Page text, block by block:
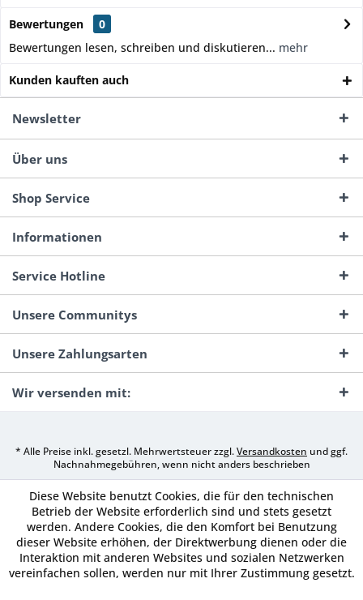
Bewertungen
0
Bewertungen lesen, schreiben und diskutieren... mehr
Kunden kauften auch
Newsletter
Über uns
Shop Service
Informationen
Service Hotline
Unsere Communitys
Unsere Zahlungsarten
Wir versenden mit:
* Alle Preise inkl. gesetzl. Mehrwertsteuer zzgl.Versandkosten und ggf.
Nachnahmegebühren, wenn nicht anders beschrieben
Diese Website benutzt Cookies, die für den technischen
Betrieb der Website erforderlich sind und stets gesetzt
werden. Andere Cookies, die den Komfort bei Benutzung
dieser Website erhöhen, der Direktwerbung dienen oder die
Interaktion mit anderen Websites und sozialen Netzwerken
vereinfachen sollen, werden nur mit Ihrer Zustimmung gesetzt.